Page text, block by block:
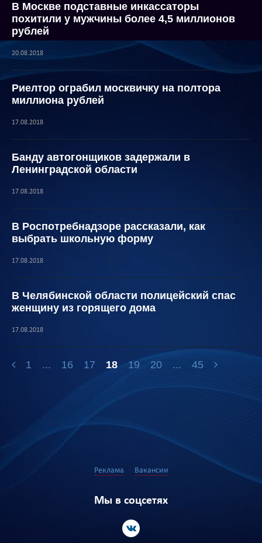
В Москве подставные инкассаторы
похитили у мужчины более 4,5 миллионов
рублей
20.08.2018
Риелтор ограбил москвичку на полтора
миллиона рублей
17.08.2018
Банду автогонщиков задержали в
Ленинградской области
17.08.2018
В Роспотребнадзоре рассказали, как
выбрать школьную форму
17.08.2018
В Челябинской области полицейский спас
женщину из горящего дома
17.08.2018
1 ... 16 17 18 19 20 ... 45
Реклама Вакансии
Мы в соцсетях